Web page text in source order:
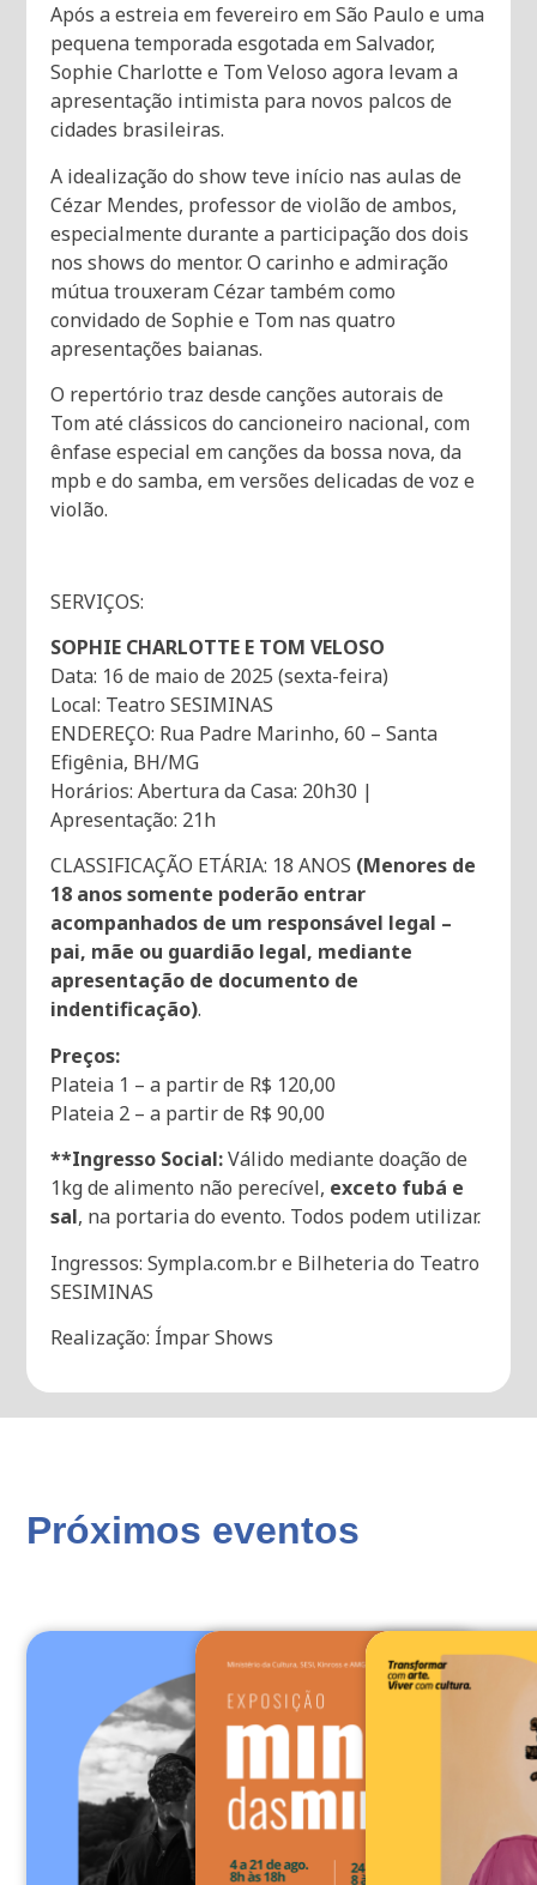
Após a estreia em fevereiro em São Paulo e uma
pequena temporada esgotada em Salvador,
Sophie Charlotte e Tom Veloso agora levam a
apresentação intimista para novos palcos de
cidades brasileiras.
A idealização do show teve início nas aulas de
Cézar Mendes, professor de violão de ambos,
especialmente durante a participação dos dois
nos shows do mentor. O carinho e admiração
mútua trouxeram Cézar também como
convidado de Sophie e Tom nas quatro
apresentações baianas.
O repertório traz desde canções autorais de
Tom até clássicos do cancioneiro nacional, com
ênfase especial em canções da bossa nova, da
mpb e do samba, em versões delicadas de voz e
violão.
SERVIÇOS:
SOPHIE CHARLOTTE E TOM VELOSO
Data: 16 de maio de 2025 (sexta-feira)
Local: Teatro SESIMINAS
ENDEREÇO: Rua Padre Marinho, 60 – Santa
Efigênia, BH/MG
Horários: Abertura da Casa: 20h30 |
Apresentação: 21h
CLASSIFICAÇÃO ETÁRIA: 18 ANOS (Menores de
18 anos somente poderão entrar
acompanhados de um responsável legal –
pai, mãe ou guardião legal, mediante
apresentação de documento de
indentificação).
Preços:
Plateia 1 – a partir de R$ 120,00
Plateia 2 – a partir de R$ 90,00
**Ingresso Social:Válido mediante doação de
1kg de alimento não perecível, exceto fubá e
sal, na portaria do evento. Todos podem utilizar.
Ingressos: Sympla.com.br e Bilheteria do Teatro
SESIMINAS
Realização: Ímpar Shows
Próximos eventos